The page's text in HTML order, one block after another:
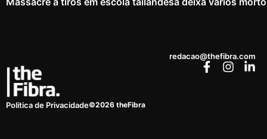
redacao@thefibra.com
Politica de Privacidade©2026 theFibra